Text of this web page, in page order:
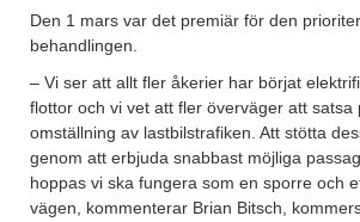
Den 1 mars var det premiär för den
behandlingen.
– Vi ser att allt fler åkerier har börjat
flottor och vi vet att fler överväger att satsa
omställning av lastbilstrafiken. Att stötta
genom att erbjuda snabbast möjliga
hoppas vi ska fungera som en sporre och
vägen, kommenterar Brian Bitsch,